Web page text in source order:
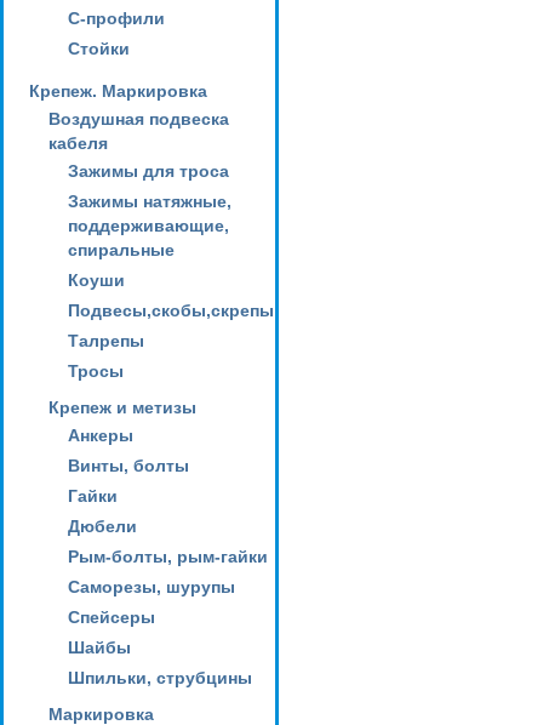
С-профили
Стойки
Крепеж. Маркировка
Воздушная подвеска
кабеля
Зажимы для троса
Зажимы натяжные,
поддерживающие,
спиральные
Коуши
Подвесы,скобы,скрепы
Талрепы
Тросы
Крепеж и метизы
Анкеры
Винты, болты
Гайки
Дюбели
Рым-болты, рым-гайки
Саморезы, шурупы
Спейсеры
Шайбы
Шпильки, струбцины
Маркировка